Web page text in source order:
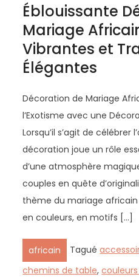
Éblouissante
Mariage
Vibrantes et
Élégantes
Décoration de Mariage
l’Exotisme avec une
Lorsqu’il s’agit de célébrer
décoration joue un rôle
d’une atmosphère
couples en quête
thème du mariage
en couleurs, en motifs […]
africain Tagué
chemins de table,